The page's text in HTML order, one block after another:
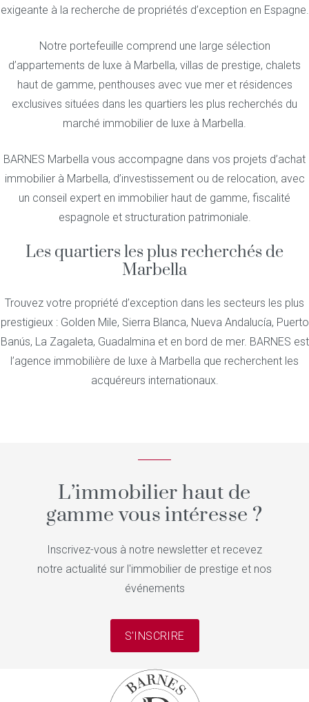
exigeante à la recherche de propriétés d’exception en Espagne.
Notre portefeuille comprend une large sélection
d’appartements de luxe à Marbella, villas de prestige, chalets
haut de gamme, penthouses avec vue mer et résidences
exclusives situées dans les quartiers les plus recherchés du
marché immobilier de luxe à Marbella.
BARNES Marbella vous accompagne dans vos projets d’achat
immobilier à Marbella, d’investissement ou de relocation, avec
un conseil expert en immobilier haut de gamme, fiscalité
espagnole et structuration patrimoniale.
Les quartiers les plus recherchés de
Marbella
Trouvez votre propriété d’exception dans les secteurs les plus
prestigieux : Golden Mile, Sierra Blanca, Nueva Andalucía, Puerto
Banús, La Zagaleta, Guadalmina et en bord de mer. BARNES est
l’agence immobilière de luxe à Marbella que recherchent les
acquéreurs internationaux.
L’immobilier haut de
gamme vous intéresse ?
Inscrivez-vous à notre newsletter et recevez
notre actualité sur l'immobilier de prestige et nos
événements
S'INSCRIRE